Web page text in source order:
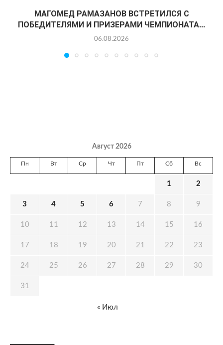
МАГОМЕД РАМАЗАНОВ ВСТРЕТИЛСЯ С
ПОБЕДИТЕЛЯМИ И ПРИЗЕРАМИ ЧЕМПИОНАТА...
06.08.2026
Август 2026
Пн Вт Ср Чт Пт Сб Вс
1 2
3 4 5 6 7 8 9
10 11 12 13 14 15 16
17 18 19 20 21 22 23
24 25 26 27 28 29 30
31
« Июл